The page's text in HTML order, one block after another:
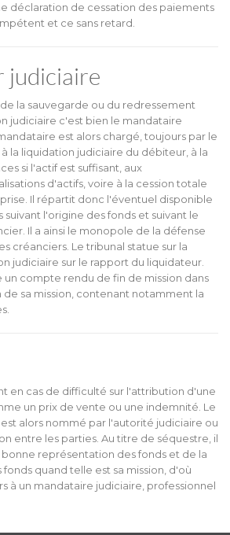
déclaration de cessation des paiements
et ce sans retard.
judiciaire
la sauvegarde ou du redressement
judiciaire c'est bien le mandataire
est alors chargé, toujours par le
la liquidation judiciaire du débiteur, à la
si l'actif est suffisant, aux
d'actifs, voire à la cession totale
Il répartit donc l'éventuel disponible
suivant l'origine des fonds et suivant le
Il a ainsi le monopole de la défense
créanciers. Le tribunal statue sur la
judiciaire sur le rapport du liquidateur.
compte rendu de fin de mission dans
de sa mission, contenant notamment la
en cas de difficulté sur l'attribution d'une
un prix de vente ou une indemnité. Le
alors nommé par l'autorité judiciaire ou
entre les parties. Au titre de séquestre, il
représentation des fonds et de la
quand telle est sa mission, d'où
à un mandataire judiciaire, professionnel